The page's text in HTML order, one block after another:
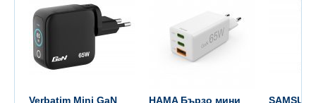
Verbatim Mini GaN HAMA Бързо мини